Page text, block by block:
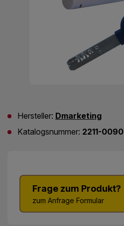
Frage zum Produkt?
zum Anfrage Formular
Hersteller: Dmarketing
Katalogsnummer: 2211-0090